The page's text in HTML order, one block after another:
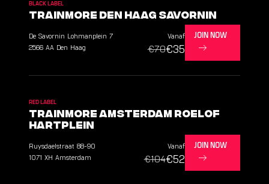
BLACK LABEL
Trainmore Den Haag Savornin
De Savornin Lohmanplein 7
2566 AA Den Haag
Vanaf
€70€35
JOIN NOW
RED LABEL
TrainMore Amsterdam Roelof
Hartplein
Ruysdaelstraat 88-90
1071 XH Amsterdam
Vanaf
€104€52
JOIN NOW